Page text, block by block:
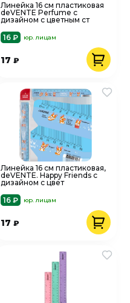
Линейка 16 см пластиковая
deVENTE Perfume с
дизайном с цветным ст
16 ₽
юр. лицам
17₽
Линейка 16 см пластиковая,
deVENTE. Happy Friends с
дизайном с цвет
16 ₽
юр. лицам
17₽